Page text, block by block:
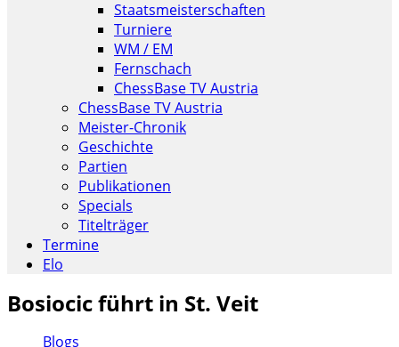
Staatsmeisterschaften
Turniere
WM / EM
Fernschach
ChessBase TV Austria
ChessBase TV Austria
Meister-Chronik
Geschichte
Partien
Publikationen
Specials
Titelträger
Termine
Elo
Bosiocic führt in St. Veit
Blogs